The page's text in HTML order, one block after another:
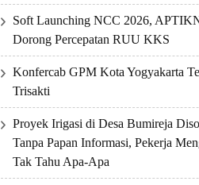
Soft Launching NCC 2026,
Dorong Percepatan RUU KKS
Konfercab GPM Kota Yogyakarta
Trisakti
Proyek Irigasi di Desa Bumireja
Tanpa Papan Informasi, Pekerja
Tak Tahu Apa-Apa